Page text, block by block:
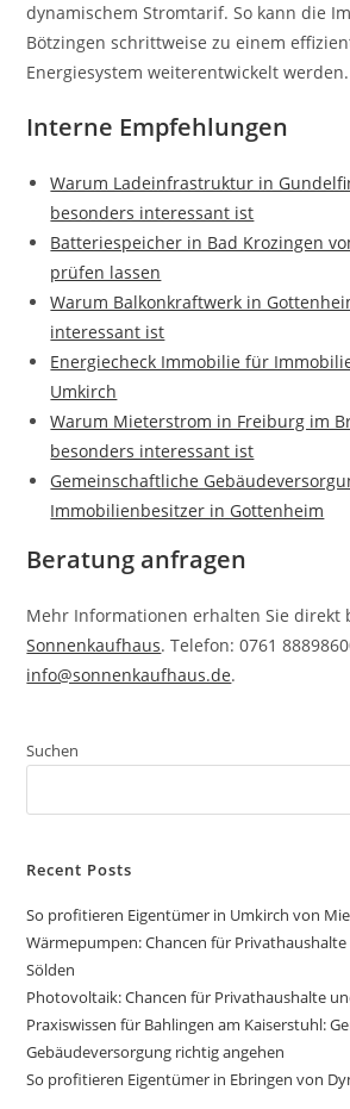
dynamischem Stromtarif. So kann die
Bötzingen schrittweise zu einem
Energiesystem weiterentwickelt werden.
Interne Empfehlungen
Warum Ladeinfrastruktur in
besonders interessant ist
Batteriespeicher in Bad Krozingen
prüfen lassen
Warum Balkonkraftwerk in
interessant ist
Energiecheck Immobilie für
Umkirch
Warum Mieterstrom in Freiburg im
besonders interessant ist
Gemeinschaftliche
Immobilienbesitzer in Gottenheim
Beratung anfragen
Mehr Informationen erhalten Sie direkt
Sonnenkaufhaus. Telefon: 0761
info@sonnenkaufhaus.de.
Suchen
Recent Posts
So profitieren Eigentümer in Umkirch von
Wärmepumpen: Chancen für
Sölden
Photovoltaik: Chancen für Privathaushalte
Praxiswissen für Bahlingen am Kaiserstuhl:
Gebäudeversorgung richtig angehen
So profitieren Eigentümer in Ebringen von